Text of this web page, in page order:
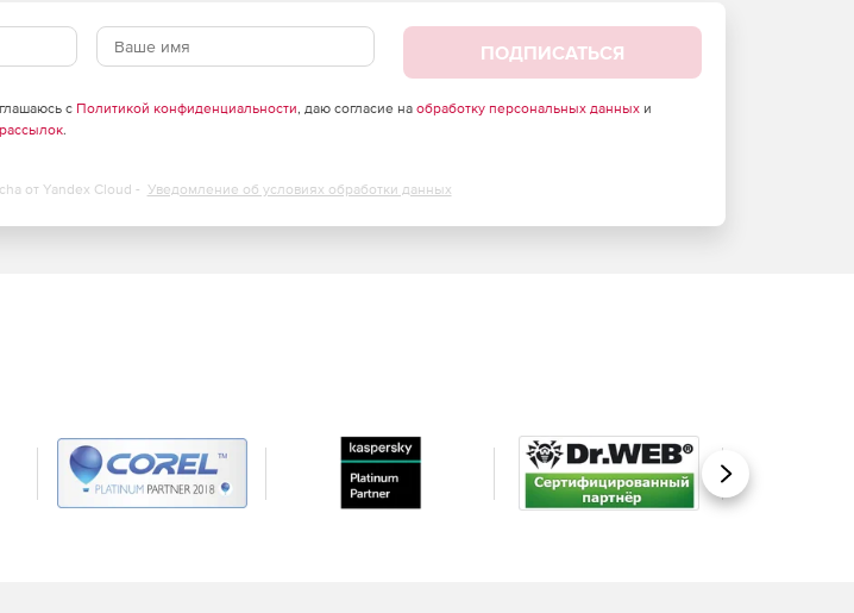
ПОДПИСАТЬСЯ
с Политикой конфиденциальности, даю согласие на обработку персональных данныхи
.
от Yandex Cloud - Уведомление об условиях обработки данных
Вперед